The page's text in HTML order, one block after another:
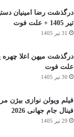
تیر 1405 + علت فوت
31 تیر 1405
درگذشت میهن اعلا چهره
علت فوت
30 تیر 1405
فیلم ویولن نوازی بیژن
فینال جام جهانی 2026
29 تیر 1405